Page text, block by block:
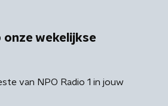
onze wekelijkse
van NPO Radio 1 in jouw